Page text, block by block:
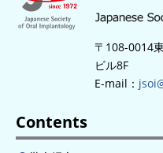
〒108-0014
ビル8F
E-mail：
Contents